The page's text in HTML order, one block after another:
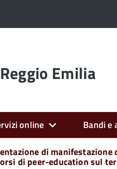
Emilia
online Bandi e
di
di peer-education sul